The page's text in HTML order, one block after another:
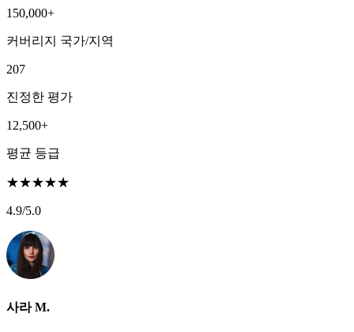
150,000+
커버리지 국가/지역
207
진정한 평가
12,500+
평균 등급
★★★★★
4.9/5.0
사라 M.